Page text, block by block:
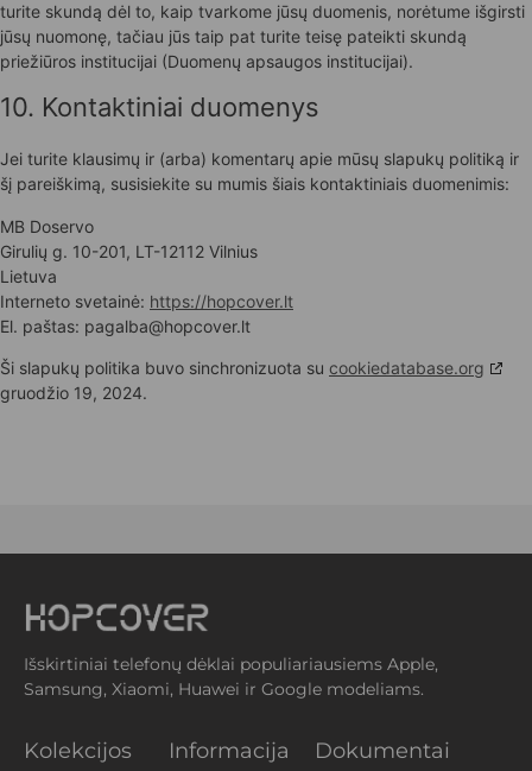
turite skundą dėl to, kaip tvarkome jūsų duomenis, norėtume išgirsti
jūsų nuomonę, tačiau jūs taip pat turite teisę pateikti skundą
priežiūros institucijai (Duomenų apsaugos institucijai).
10. Kontaktiniai duomenys
Jei turite klausimų ir (arba) komentarų apie mūsų slapukų politiką ir
šį pareiškimą, susisiekite su mumis šiais kontaktiniais duomenimis:
MB Doservo
Girulių g. 10-201, LT-12112 Vilnius
Lietuva
Interneto svetainė: https://hopcover.lt
El. paštas: pagalba@hopcover.lt
Ši slapukų politika buvo sinchronizuota su cookiedatabase.org
gruodžio 19, 2024.
Išskirtiniai telefonų dėklai populiariausiems Apple,
Samsung, Xiaomi, Huawei ir Google modeliams.
Kolekcijos Informacija Dokumentai